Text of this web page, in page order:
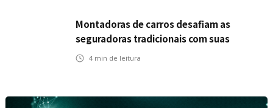
Montadoras de carros desafiam as
seguradoras tradicionais com suas
próprias opções de seguro
4 min de leitura